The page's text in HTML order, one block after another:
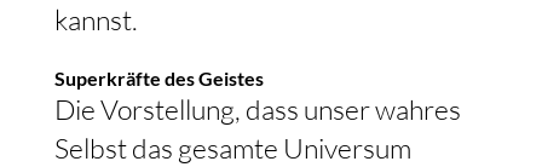
kannst.
Superkräfte des Geistes
Die Vorstellung, dass unser wahres
Selbst das gesamte Universum